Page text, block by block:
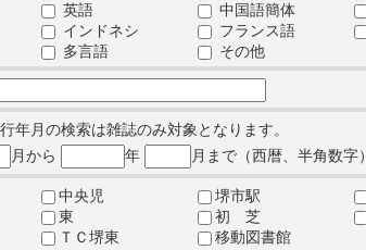
英語 中国語簡体
インドネシ フランス語
多言語 その他
年月の検索は雑誌のみ対象となります。
月から 年 月まで（西暦、半角数字）
中央児 堺市駅
東 初 芝
ＴＣ堺東 移動図書館